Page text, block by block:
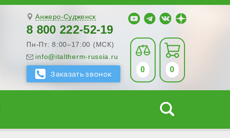
Анжеро-Судженск
8 800 222-52-19
Пн-Пт: 8:00–17:00 (МСК)
info@italtherm-russia.ru
0 0